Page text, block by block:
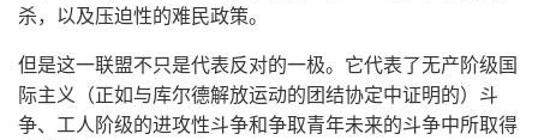
杀，以及压迫性的难民政策。
但是这一联盟不只是代表反对的一极。它代表了无产阶级国
际主义（正如与库尔德解放运动的团结协定中证明的）斗
争、工人阶级的进攻性斗争和争取青年未来的斗争中所取得